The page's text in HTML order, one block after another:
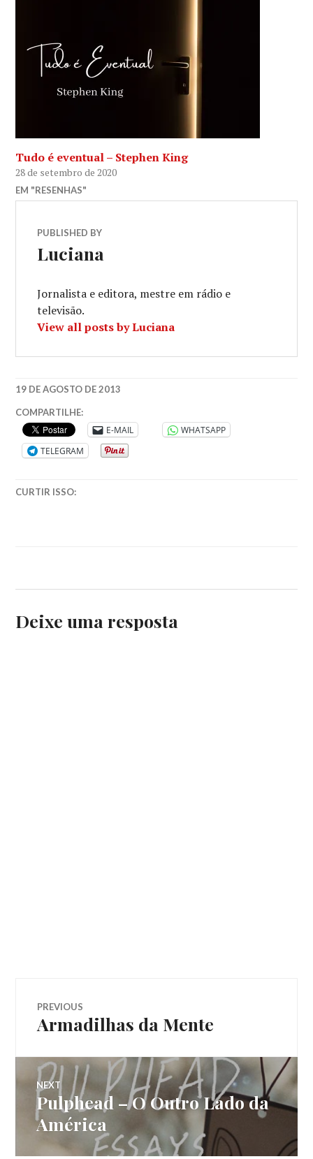
Tudo é eventual – Stephen King
28 de setembro de 2020
EM "RESENHAS"
PUBLISHED BY
Luciana
Jornalista e editora, mestre em rádio e
televisão.
View all posts by Luciana
19 DE AGOSTO DE 2013
EDITORA
SUMA,
HORROR,
LITERATURA
QUE
KING
COMPARTILHE:
E-MAIL
WHATSAPP
TELEGRAM
CURTIR ISSO:
Deixe uma resposta
Navegação
de
Post
PREVIOUS
Previous
Armadilhas da Mente
NEXT
Next
post:
Pulphead – O Outro Lado da
América